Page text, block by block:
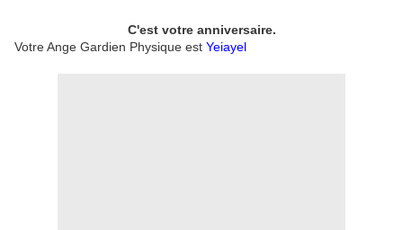
C'est votre anniversaire.
Votre Ange Gardien Physique est Yeiayel